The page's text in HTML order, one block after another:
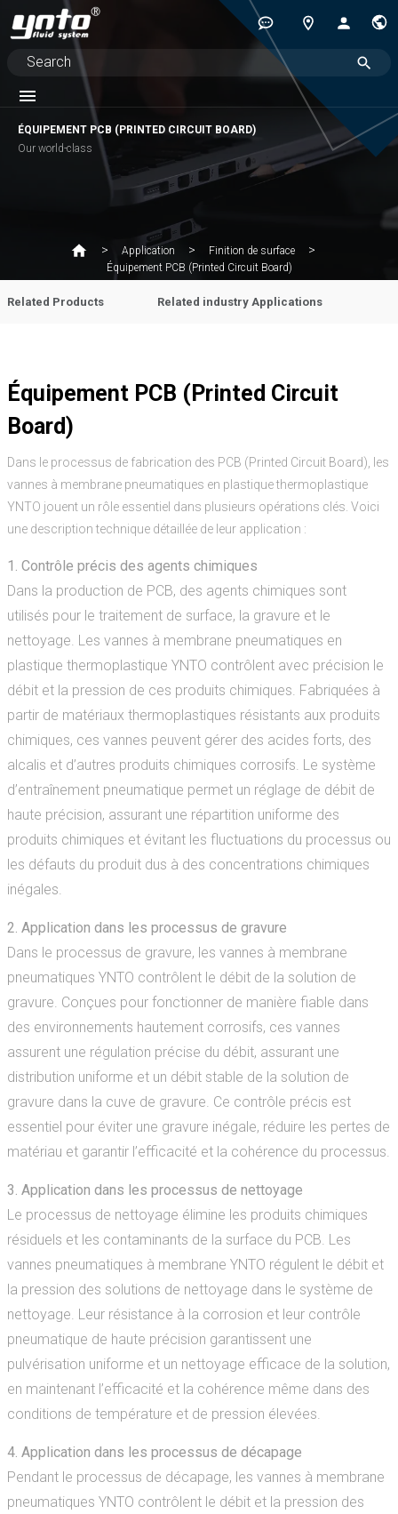
ÉQUIPEMENT PCB (PRINTED CIRCUIT BOARD)
Our world-class
Application
Finition de surface
Équipement PCB (Printed Circuit Board)
Related Products Related industry Applications
Équipement PCB (Printed Circuit
Board)
Dans le processus de fabrication des PCB (Printed Circuit Board), les
vannes à membrane pneumatiques en plastique thermoplastique
YNTO jouent un rôle essentiel dans plusieurs opérations clés. Voici
une description technique détaillée de leur application :
1. Contrôle précis des agents chimiques
Dans la production de PCB, des agents chimiques sont
utilisés pour le traitement de surface, la gravure et le
nettoyage. Les vannes à membrane pneumatiques en
plastique thermoplastique YNTO contrôlent avec précision le
débit et la pression de ces produits chimiques. Fabriquées à
partir de matériaux thermoplastiques résistants aux produits
chimiques, ces vannes peuvent gérer des acides forts, des
alcalis et d’autres produits chimiques corrosifs. Le système
d’entraînement pneumatique permet un réglage de débit de
haute précision, assurant une répartition uniforme des
produits chimiques et évitant les fluctuations du processus ou
les défauts du produit dus à des concentrations chimiques
inégales.
2. Application dans les processus de gravure
Dans le processus de gravure, les vannes à membrane
pneumatiques YNTO contrôlent le débit de la solution de
gravure. Conçues pour fonctionner de manière fiable dans
des environnements hautement corrosifs, ces vannes
assurent une régulation précise du débit, assurant une
distribution uniforme et un débit stable de la solution de
gravure dans la cuve de gravure. Ce contrôle précis est
essentiel pour éviter une gravure inégale, réduire les pertes de
matériau et garantir l’efficacité et la cohérence du processus.
3. Application dans les processus de nettoyage
Le processus de nettoyage élimine les produits chimiques
résiduels et les contaminants de la surface du PCB. Les
vannes pneumatiques à membrane YNTO régulent le débit et
la pression des solutions de nettoyage dans le système de
nettoyage. Leur résistance à la corrosion et leur contrôle
pneumatique de haute précision garantissent une
pulvérisation uniforme et un nettoyage efficace de la solution,
en maintenant l’efficacité et la cohérence même dans des
conditions de température et de pression élevées.
4. Application dans les processus de décapage
Pendant le processus de décapage, les vannes à membrane
pneumatiques YNTO contrôlent le débit et la pression des